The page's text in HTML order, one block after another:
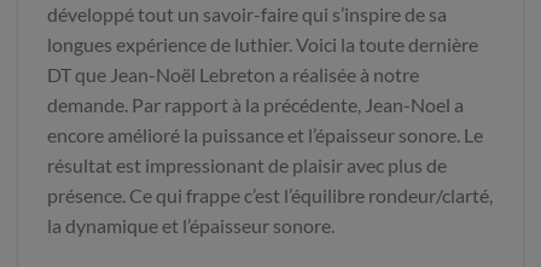
développé tout un savoir-faire qui s’inspire de sa
longues expérience de luthier. Voici la toute dernière
DT que Jean-Noël Lebreton a réalisée à notre
demande. Par rapport à la précédente, Jean-Noel a
encore amélioré la puissance et l’épaisseur sonore. Le
résultat est impressionant de plaisir avec plus de
présence. Ce qui frappe c’est l’équilibre rondeur/clarté,
la dynamique et l’épaisseur sonore.